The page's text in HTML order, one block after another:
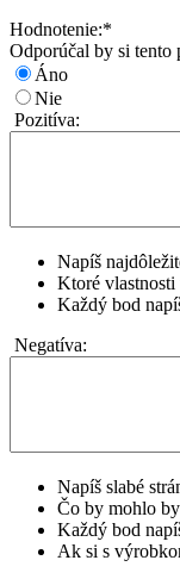
Hodnotenie:*
Odporúčal by si tento
Áno
Nie
Pozitíva:
Napíš
Ktoré
Každý bod
Negatíva:
Napíš slabé
Čo by mohlo
Každý bod
Ak si s